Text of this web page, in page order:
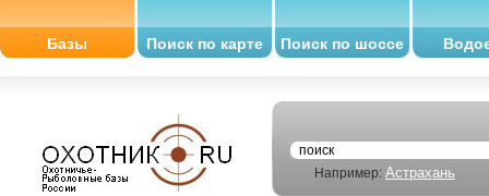
Базы Поиск по карте Поиск по шоссе
Например: Астрахань